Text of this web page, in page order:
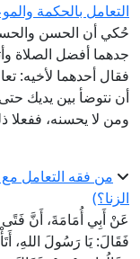
التعامل بالحكمة
حُكي أن الحسن
جدهما أفضل الصلاة
فقال أحدهما لأخيه:
أن نتوضأ بين يديك
ومن لا يحسنه، ففعلا
من فقه التعامل مع
الزنا؟)
عَنْ أَبِي أُمَامَةَ، أَنَّ
فَقَالَ: يَا رَسُولَ اللهِ،